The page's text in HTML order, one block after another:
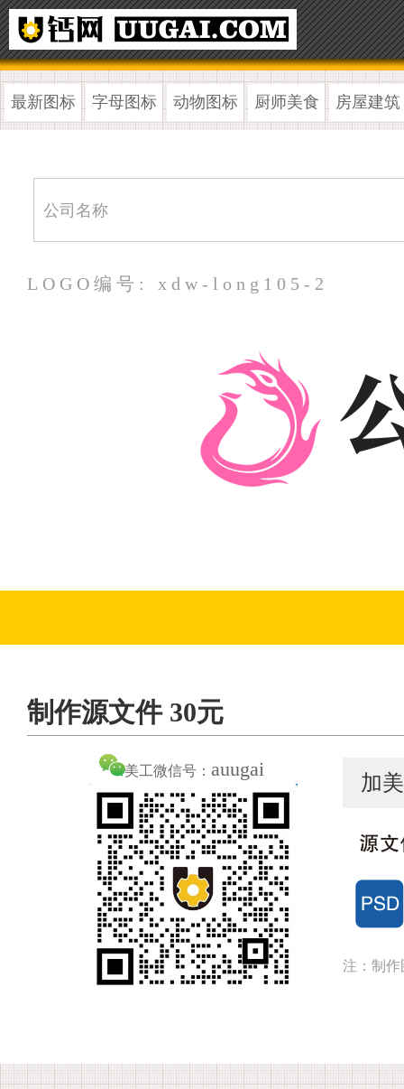
最新图标 字母图标 动物图标 厨师美食 房屋建筑
LOGO编号: xdw-long105-2
制作源文件 30元
美工微信号： auugai
加
注：制作